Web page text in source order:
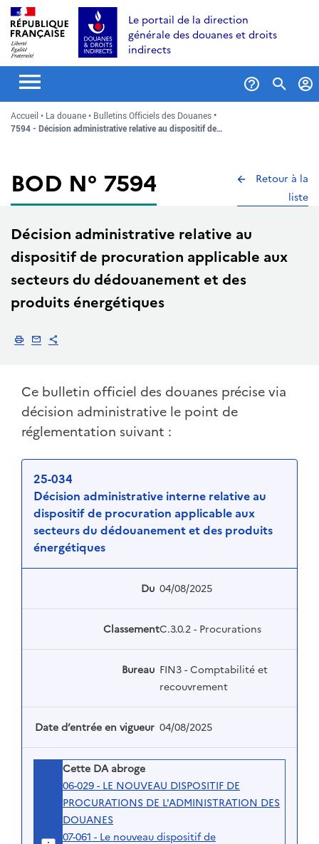
Aller
au
contenu
Aller
recherche
Aller
au
menu
Le portail de la direction
générale des douanes et droits
indirects
Accueil La douane
Bulletins Officiels des Douanes
7594 - Décision administrative relative au dispositif de…
BOD N° 7594
Retour à la
liste
Décision administrative relative au
dispositif de procuration applicable aux
secteurs du dédouanement et des
produits énergétiques
ImprimerEnvoyer par email
Ce bulletin officiel des douanes précise via
décision administrative le point de
réglementation suivant :
25-034
Décision administrative interne relative au
dispositif de procuration applicable aux
secteurs du dédouanement et des produits
énergétiques
Du 04/08/2025
ClassementC.3.0.2 - Procurations
Bureau FIN3 - Comptabilité et
recouvrement
Date d’entrée en vigueur 04/08/2025
Cette DA abroge
06-029 - LE NOUVEAU DISPOSITIF DE
PROCURATIONS DE L'ADMINISTRATION DES
DOUANES
07-061 - Le nouveau dispositif de